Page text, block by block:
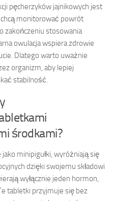
pęcherzyków jajnikowych jest
monitorować powrót
zakończeniu stosowania
owulacja wspiera zdrowie
Dlatego warto uważnie
organizm, aby lepiej
stabilność.
środkami?
jako minipigułki, wyróżniają się
dzięki swojemu składowi
wyłącznie jeden hormon,
tabletki przyjmuje się bez